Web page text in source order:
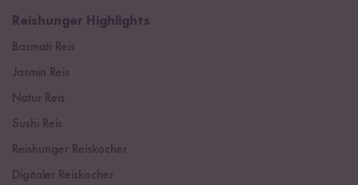
Reishunger Highlights
Basmati Reis
Jasmin Reis
Natur Reis
Sushi Reis
Reishunger Reiskocher
Digitaler Reiskocher